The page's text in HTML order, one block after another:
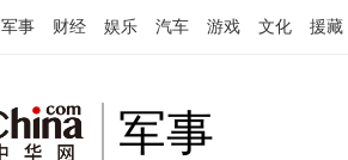
军事 财经 娱乐 汽车 游戏 文化 援藏
军事